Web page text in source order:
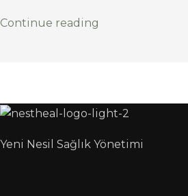
Continue reading
Yeni Nesil Sağlık Yönetimi